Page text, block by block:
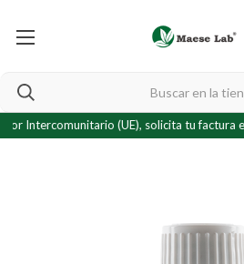
(UE), solicita tu factura